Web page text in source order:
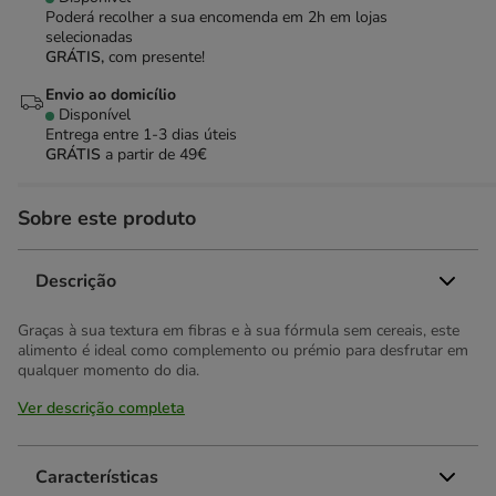
Poderá recolher a sua encomenda em 2h em lojas
selecionadas
GRÁTIS, com presente!
Envio ao domicílio
Disponível
Entrega entre 1-3 dias úteis
GRÁTIS a partir de 49€
Sobre este produto
Descrição
Graças à sua textura em fibras e à sua fórmula sem cereais, este
alimento é ideal como complemento ou prémio para desfrutar em
qualquer momento do dia.
Ver descrição completa
Características